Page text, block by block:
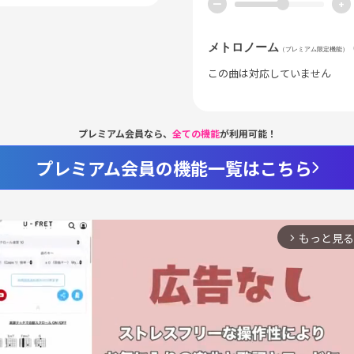
ー +
メトロノーム （プレミアム限定機能）
この曲は対応していません
プレミアム会員なら、 全ての機能が利用可能！
プレミアム会員の機能一覧はこちら
arrow_forward_ios もっと見る